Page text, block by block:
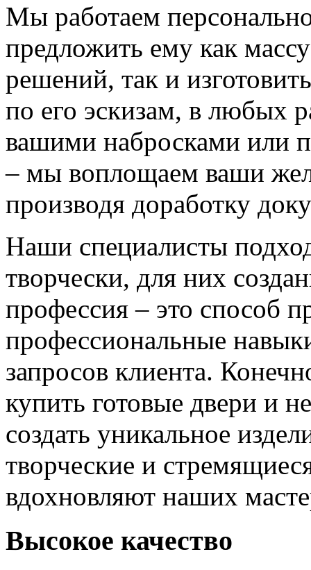
Мы работаем
предложить ему как
решений, так и
по его эскизам, в любых
вашими набросками или
– мы воплощаем ваши
производя доработку
Наши специалисты
творчески, для них
профессия – это способ
профессиональные
запросов клиента.
купить готовые двери и
создать уникальное
творческие и
вдохновляют наших
Высокое качество